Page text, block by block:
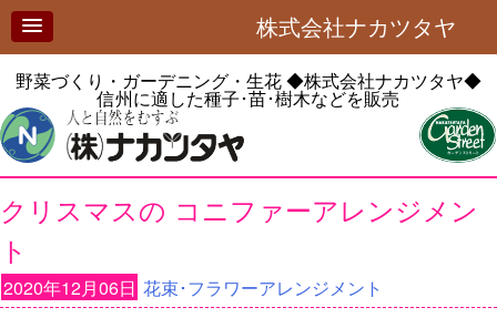
株式会社ナカツタヤ
野菜づくり・ガーデニング・生花◆株式会社ナカツタヤ◆
信州に適した種子･苗･樹木などを販売
クリスマスの コニファーアレンジメン
ト
2020年12月06日 花束･フラワーアレンジメント